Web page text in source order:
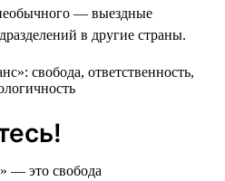
— выездные
в другие страны.
— это свобода